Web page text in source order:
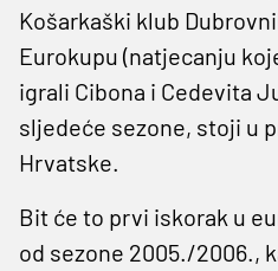
Košarkaški klub
Eurokupu (natjecanju
igrali Cibona i Cedevita
sljedeće sezone, stoji u
Hrvatske.
Bit će to prvi iskorak u
od sezone 2005./2006.,